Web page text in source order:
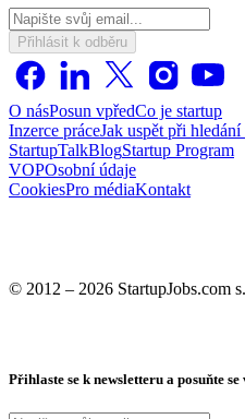
Přihlásit k odběru
O násPosun vpředCo je startup
Inzerce práceJak uspět při hledání
StartupTalkBlogStartup Program
VOPOsobní údaje
CookiesPro médiaKontakt
© 2012 – 2026 StartupJobs.com
Přihlaste se k newsletteru a posuňte se